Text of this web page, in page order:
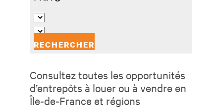
Consultez toutes les opportunités
d’entrepôts à louer ou à vendre en
Île-de-France et régions